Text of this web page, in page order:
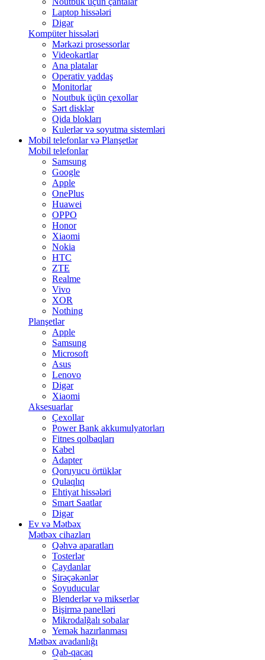
Laptop hissələri
Digər
Kompüter hissələri
Mərkəzi prosessorlar
Videokartlar
Ana platalar
Operativ yaddaş
Monitorlar
Noutbuk üçün çexollar
Sərt disklər
Qida blokları
Kulerlər və soyutma sistemləri
Mobil telefonlar və Planşetlər
Mobil telefonlar
Samsung
Google
Apple
OnePlus
Huawei
OPPO
Honor
Xiaomi
Nokia
HTC
ZTE
Realme
Vivo
XOR
Nothing
Planşetlər
Apple
Samsung
Microsoft
Asus
Lenovo
Digər
Xiaomi
Aksesuarlar
Çexollar
Power Bank akkumulyatorları
Fitnes qolbaqları
Kabel
Adapter
Qoruyucu örtüklər
Qulaqlıq
Ehtiyat hissələri
Smart Saatlar
Digər
Ev və Mətbəx
Mətbəx cihazları
Qəhvə aparatları
Tosterlər
Çaydanlar
Şirəçəkənlər
Soyuducular
Blenderlər və mikserlər
Bişirmə panelləri
Mikrodalğalı sobalar
Yemək hazırlanması
Mətbəx avadanlığı
Qab-qacaq